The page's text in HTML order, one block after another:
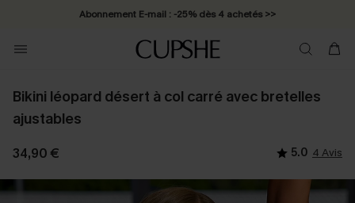
Abonnement E-mail : -25% dès 4 achetés >>
Bikini léopard désert à col carré avec bretelles
ajustables
34,90 € 5.0 4 Avis